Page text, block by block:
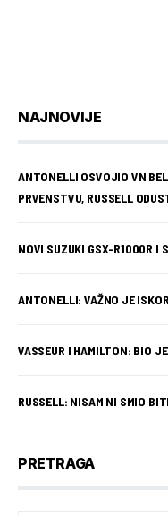
NAJNOVIJE
ANTONELLI OSVOJIO VN
PRVENSTVU, RUSSELL
NOVI SUZUKI GSX-R1000R I
ANTONELLI: VAŽNO JE
VASSEUR I HAMILTON: BIO
RUSSELL: NISAM NI SMIO
PRETRAGA